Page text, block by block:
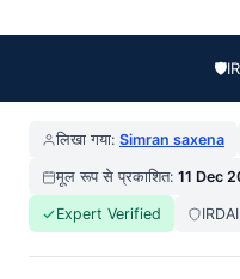
🛡️
लिखा गया: Simran saxena
मूल रूप से प्रकाशित: 11 Dec
Expert Verified